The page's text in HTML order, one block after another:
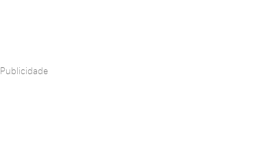
Publicidade